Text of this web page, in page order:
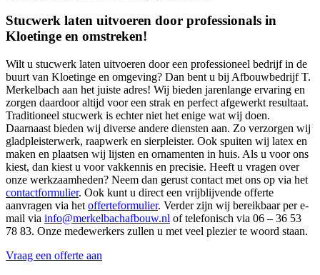
Stucwerk laten uitvoeren door professionals in
Kloetinge en omstreken!
Wilt u stucwerk laten uitvoeren door een professioneel bedrijf in de
buurt van Kloetinge en omgeving? Dan bent u bij Afbouwbedrijf T.
Merkelbach aan het juiste adres! Wij bieden jarenlange ervaring en
zorgen daardoor altijd voor een strak en perfect afgewerkt resultaat.
Traditioneel stucwerk is echter niet het enige wat wij doen.
Daarnaast bieden wij diverse andere diensten aan. Zo verzorgen wij
gladpleisterwerk, raapwerk en sierpleister. Ook spuiten wij latex en
maken en plaatsen wij lijsten en ornamenten in huis. Als u voor ons
kiest, dan kiest u voor vakkennis en precisie. Heeft u vragen over
onze werkzaamheden? Neem dan gerust contact met ons op via het
contactformulier. Ook kunt u direct een vrijblijvende offerte
aanvragen via het offerteformulier. Verder zijn wij bereikbaar per e-
mail via info@merkelbachafbouw.nl of telefonisch via 06 – 36 53
78 83. Onze medewerkers zullen u met veel plezier te woord staan.
Vraag een offerte aan